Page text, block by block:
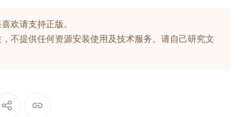
欢请支持正版。
不提供任何资源安装使用及技术服务。请自己研究文